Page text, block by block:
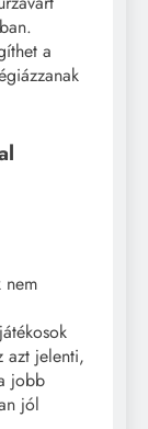
a
nem
azt jelenti,
jobb
jól